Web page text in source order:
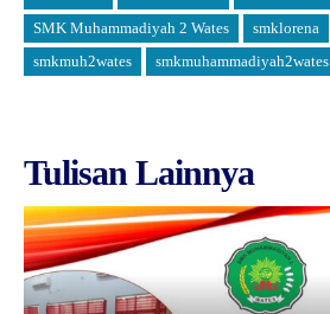
SMK Muhammadiyah 2 Wates
smklorena
smkmuh2wates
smkmuhammadiyah2wates
Tulisan Lainnya